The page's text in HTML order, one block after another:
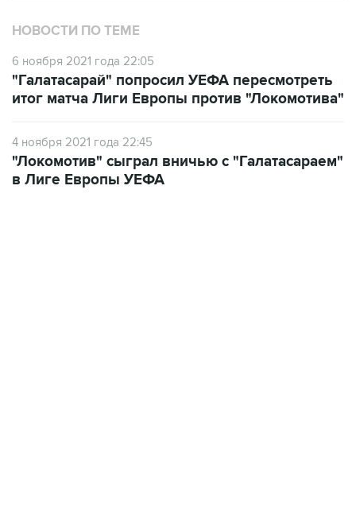
НОВОСТИ ПО ТЕМЕ
6 ноября 2021 года 22:05
"Галатасарай" попросил УЕФА пересмотреть
итог матча Лиги Европы против "Локомотива"
4 ноября 2021 года 22:45
"Локомотив" сыграл вничью с "Галатасараем"
в Лиге Европы УЕФА